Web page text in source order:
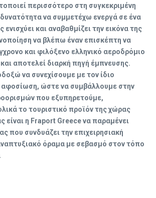
περισσότερο στη συγκεκριμένη
δυνατότητα να συμμετέχω ενεργά σε ένα
και αναβαθμίζει την εικόνα της
να βλέπω έναν επισκέπτη να
και φιλόξενο ελληνικό αεροδρόμιο
και αποτελεί διαρκή πηγή έμπνευσης.
να συνεχίσουμε με τον ίδιο
αφοσίωση, ώστε να συμβάλλουμε στην
που εξυπηρετούμε,
το τουριστικό προϊόν της χώρας
είναι η Fraport Greece να παραμένει
που συνδυάζει την επιχειρησιακή
όραμα με σεβασμό στον τόπο